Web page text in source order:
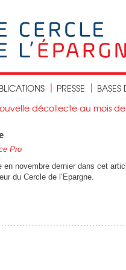
PRESSE BASES
décollecte au mois
Pro
en novembre dernier dans cet
du Cercle de l’Epargne.